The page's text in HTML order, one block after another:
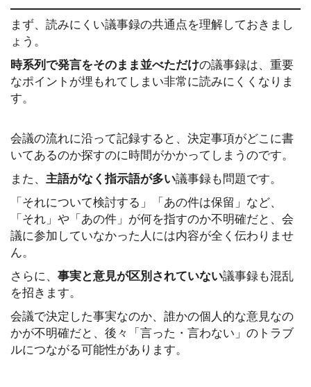
まず、読みにくい議事録の共通点を理解しておきまし
ょう。
時系列で発言をそのまま並べただけの議事録は、重要
なポイントが埋もれてしまい非常に読みにくくなりま
す。
会議の流れに沿って記録すると、決定事項がどこに書
いてあるのか探すのに時間がかかってしまうのです。
また、 主語がなく指示語が多い議事録も問題です。
「それについて検討する」「あの件は保留」など、
「それ」や「あの件」が何を指すのか不明確だと、会
議に参加していなかった人には内容が全く伝わりませ
ん。
さらに、 事実と意見が区別されていない議事録も混乱
を招きます。
会議で決定した事実なのか、誰かの個人的な意見なの
かが不明確だと、後々「言った・言わない」のトラブ
ルにつながる可能性があります。